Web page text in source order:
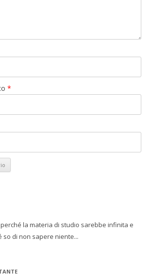
*
la materia di studio sarebbe infinita e
so di non sapere niente...